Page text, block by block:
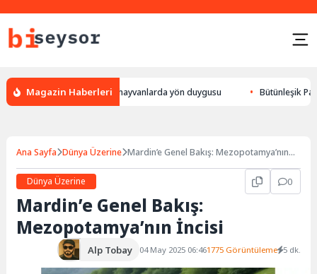
Magazin Haberleri
leylek yön bulması, hayvanlarda yön duygusu Bütünleşik
Ana Sayfa Dünya Üzerine Mardin’e Genel Bakış: Mezopotamya’nın
Dünya Üzerine
0
Mardin’e Genel Bakış:
Mezopotamya’nın İncisi
Alp Tobay 04 May 2025 06:461775 Görüntüleme 5 dk.